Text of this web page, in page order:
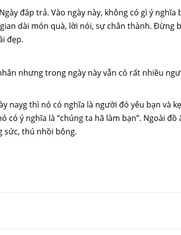
đáp trả. Vào ngày này, không có gì ý nghĩa
dài món quà, lời nói, sự chân thành. Đừng
đẹp.
nhưng trong ngày này vẫn có rất nhiều
nayg thì nó có nghĩa là người đó yêu bạn và
ý nghĩa là “chúng ta hã làm bạn”. Ngoài đồ
sức, thú nhồi bông.